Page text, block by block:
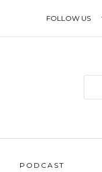
FOLLOW US
PODCAST